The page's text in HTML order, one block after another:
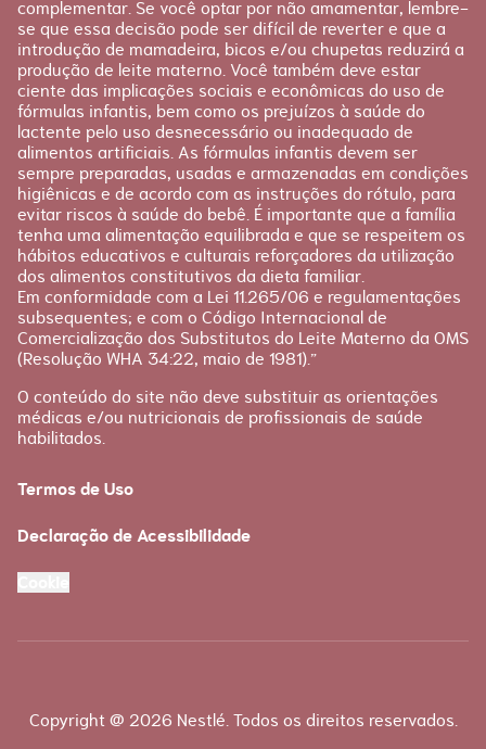
complementar. Se você optar por não amamentar, lembre-
se que essa decisão pode ser difícil de reverter e que a
introdução de mamadeira, bicos e/ou chupetas reduzirá a
produção de leite materno. Você também deve estar
ciente das implicações sociais e econômicas do uso de
fórmulas infantis, bem como os prejuízos à saúde do
lactente pelo uso desnecessário ou inadequado de
alimentos artificiais. As fórmulas infantis devem ser
sempre preparadas, usadas e armazenadas em condições
higiênicas e de acordo com as instruções do rótulo, para
evitar riscos à saúde do bebê. É importante que a família
tenha uma alimentação equilibrada e que se respeitem os
hábitos educativos e culturais reforçadores da utilização
dos alimentos constitutivos da dieta familiar.
Em conformidade com a Lei 11.265/06 e regulamentações
subsequentes; e com o Código Internacional de
Comercialização dos Substitutos do Leite Materno da OMS
(Resolução WHA 34:22, maio de 1981).”
O conteúdo do site não deve substituir as orientações
médicas e/ou nutricionais de profissionais de saúde
habilitados.
Termos de Uso
Declaração de Acessibilidade
Cookie
Copyright @ 2026 Nestlé. Todos os direitos reservados.